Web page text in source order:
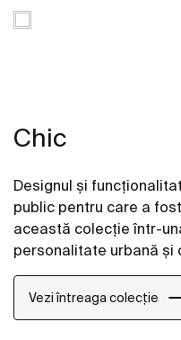
Chic
Designul şi
public pentru care a
această colecţie într-
personalitate urbană şi
Vezi întreaga colecție